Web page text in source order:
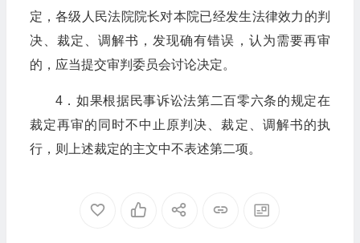
定，各级人民法院院长对本院已经发生法律效力的判
决、裁定、调解书，发现确有错误，认为需要再审
的，应当提交审判委员会讨论决定。
4．如果根据民事诉讼法第二百零六条的规定在
裁定再审的同时不中止原判决、裁定、调解书的执
行，则上述裁定的主文中不表述第二项。